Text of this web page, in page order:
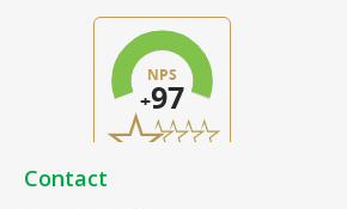
Contact